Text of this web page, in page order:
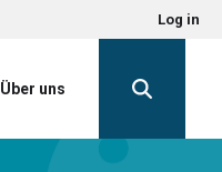
Log in
Über uns